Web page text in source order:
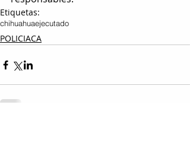
Etiquetas:
chihuahuaejecutado
POLICIACA